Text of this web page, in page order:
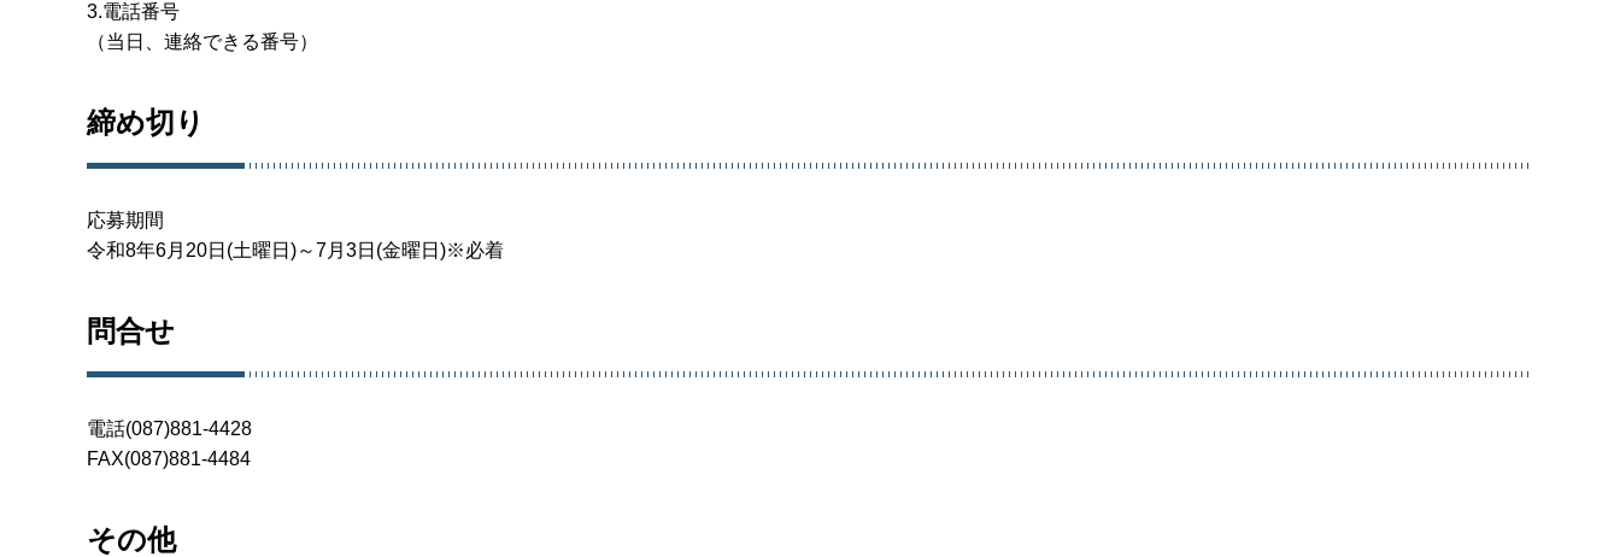
3.電話番号
（当日、連絡できる番号）
締め切り
応募期間
令和8年6月20日(土曜日)～7月3日(金曜日)※必着
問合せ
電話(087)881-4428
FAX(087)881-4484
その他